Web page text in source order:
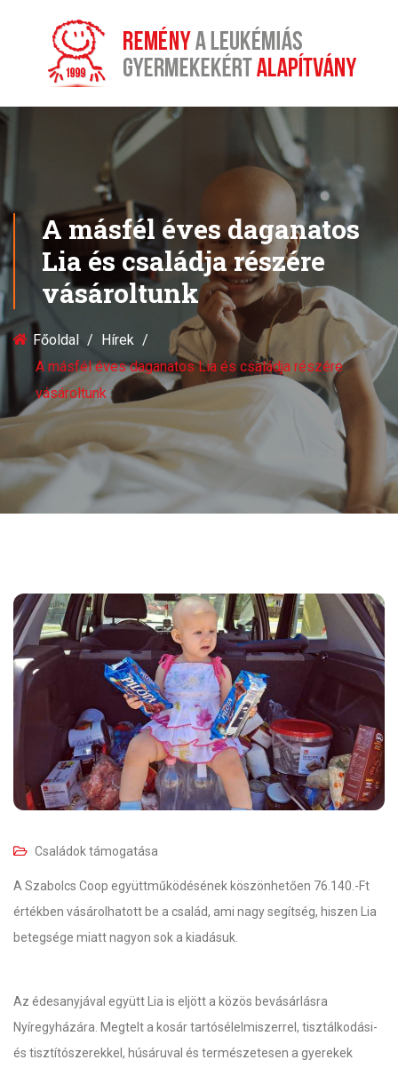
A másfél éves daganatos
Lia és családja részére
vásároltunk
Főoldal
Hírek
A másfél éves daganatos Lia és családja részére
vásároltunk
Családok támogatása
A Szabolcs Coop együttműködésének köszönhetően 76.140.-Ft
értékben vásárolhatott be a család, ami nagy segítség, hiszen Lia
betegsége miatt nagyon sok a kiadásuk.
Az édesanyjával együtt Lia is eljött a közös bevásárlásra
Nyíregyházára. Megtelt a kosár tartósélelmiszerrel, tisztálkodási-
és tisztítószerekkel, húsáruval és természetesen a gyerekek